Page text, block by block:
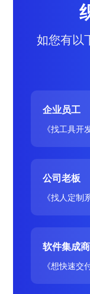
如您有以
企业员工
《找工具开
公司老板
《找人定制
软件集成商
《想快速交